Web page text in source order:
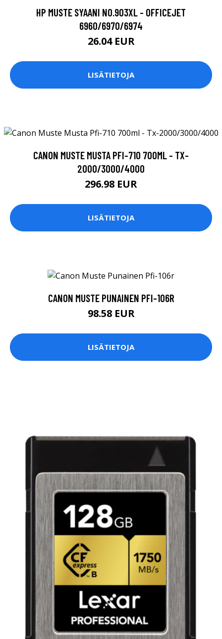
HP MUSTE SYAANI NO.903XL - OFFICEJET
6960/6970/6974
26.04 EUR
LISÄTIETOJA
CANON MUSTE MUSTA PFI-710 700ML - TX-
2000/3000/4000
296.98 EUR
LISÄTIETOJA
CANON MUSTE PUNAINEN PFI-106R
98.58 EUR
LISÄTIETOJA